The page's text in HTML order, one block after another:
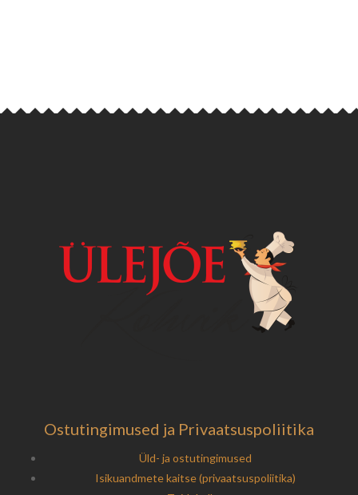
Ostutingimused ja Privaatsuspoliitika
Üld- ja ostutingimused
Isikuandmete kaitse (privaatsuspoliitika)